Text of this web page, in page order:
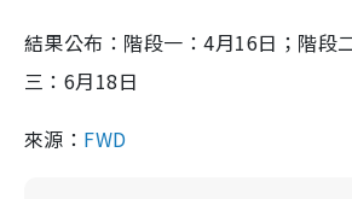
結果公布：階段一：4月16日；階段
三：6月18日
來源： FWD